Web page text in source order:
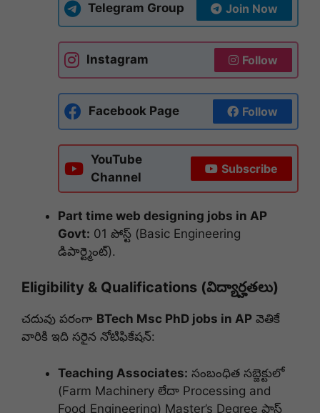
Telegram Group Join Now
Instagram Follow
Facebook Page Follow
YouTube
Channel
Subscribe
Part time web designing jobs in AP
Govt: 01 పోస్ట్ (Basic Engineering
డిపార్ట్మెంట్).
Eligibility & Qualifications (విద్యార్హతలు)
చదువు పరంగా BTech Msc PhD jobs in AP వెతికే
వారికి ఇది సరైన నోటిఫికేషన్:
Teaching Associates: సంబంధిత సబ్జెక్టులో
(Farm Machinery లేదా Processing and
Food Engineering) Master’s Degree పాస్